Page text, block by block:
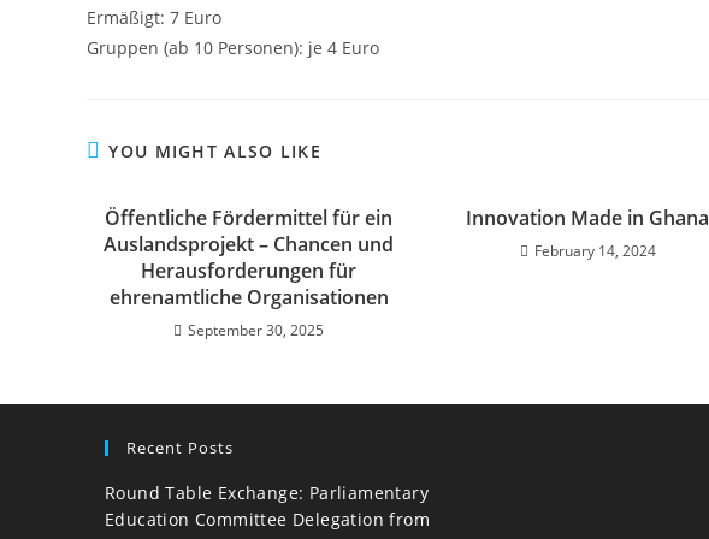
Ermäßigt: 7 Euro
Gruppen (ab 10 Personen): je 4 Euro
YOU MIGHT ALSO LIKE
Öffentliche Fördermittel für ein
Auslandsprojekt – Chancen und
Herausforderungen für
ehrenamtliche Organisationen
September 30, 2025
Innovation Made in Ghana
February 14, 2024
Recent Posts
Round Table Exchange: Parliamentary
Education Committee Delegation from